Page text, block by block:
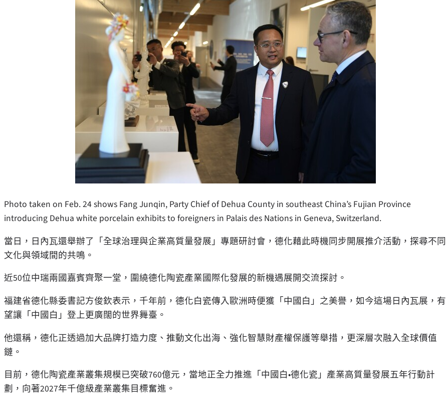
Photo taken on Feb. 24 shows Fang Junqin, Party Chief of Dehua County in southeast China’s Fujian Province
introducing Dehua white porcelain exhibits to foreigners in Palais des Nations in Geneva, Switzerland.
當日，日內瓦還舉辦了「全球治理與企業高質量發展」專題研討會，德化藉此時機同步開展推介活動，探尋不同
文化與領域間的共鳴。
近50位中瑞兩國嘉賓齊聚一堂，圍繞德化陶瓷產業國際化發展的新機遇展開交流探討。
福建省德化縣委書記方俊欽表示，千年前，德化白瓷傳入歐洲時便獲「中國白」之美譽，如今這場日內瓦展，有
望讓「中國白」登上更廣闊的世界舞臺。
他還稱，德化正透過加大品牌打造力度、推動文化出海、強化智慧財產權保護等舉措，更深層次融入全球價值
鏈。
目前，德化陶瓷產業叢集規模已突破760億元，當地正全力推進「中國白•德化瓷」產業高質量發展五年行動計
劃，向著2027年千億級產業叢集目標奮進。